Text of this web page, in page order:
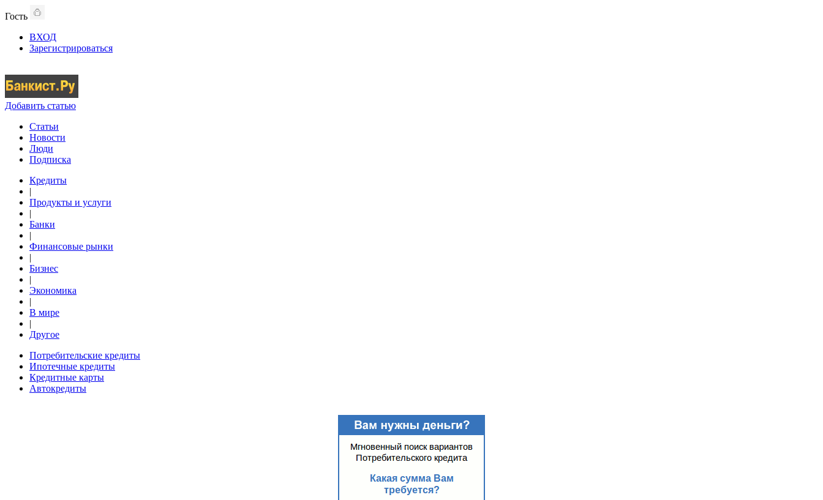
Гость
ВХОД
Зарегистрироваться
Добавить статью
Статьи
Новости
Люди
Подписка
Кредиты
|
Продукты и услуги
|
Банки
|
Финансовые рынки
|
Бизнес
|
Экономика
|
В мире
|
Другое
Потребительские кредиты
Ипотечные кредиты
Кредитные карты
Автокредиты